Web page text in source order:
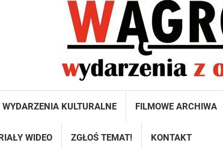
WYDARZENIA KULTURALNE FILMOWE ARCHIWA
WIDEO ZGŁOŚ TEMAT! KONTAKT